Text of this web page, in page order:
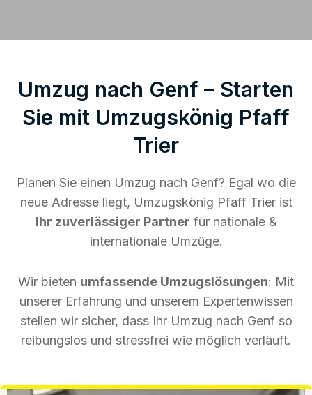
Umzug nach Genf – Starten
Sie mit Umzugskönig Pfaff
Trier
Planen Sie einen Umzug nach Genf? Egal wo die
neue Adresse liegt, Umzugskönig Pfaff Trier ist
Ihr zuverlässiger Partner für nationale &
internationale Umzüge.
Wir bieten umfassende Umzugslösungen: Mit
unserer Erfahrung und unserem Expertenwissen
stellen wir sicher, dass Ihr Umzug nach Genf so
reibungslos und stressfrei wie möglich verläuft.